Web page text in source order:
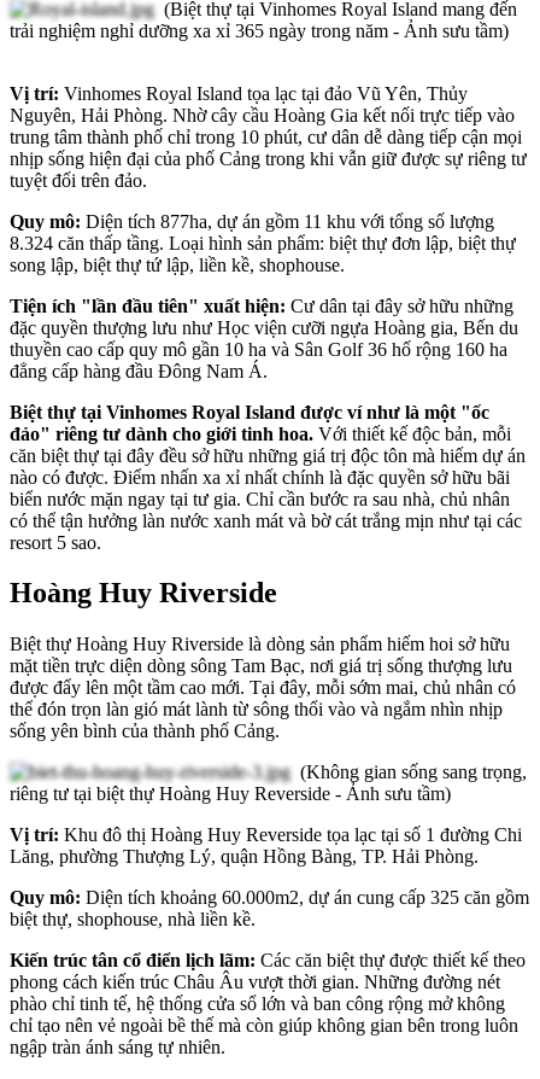
(Biệt thự tại Vinhomes Royal Island mang đến
trải nghiệm nghỉ dưỡng xa xỉ 365 ngày trong năm - Ảnh sưu tầm)
Vị trí: Vinhomes Royal Island tọa lạc tại đảo Vũ Yên, Thủy
Nguyên, Hải Phòng. Nhờ cây cầu Hoàng Gia kết nối trực tiếp vào
trung tâm thành phố chỉ trong 10 phút, cư dân dễ dàng tiếp cận mọi
nhịp sống hiện đại của phố Cảng trong khi vẫn giữ được sự riêng tư
tuyệt đối trên đảo.
Quy mô: Diện tích 877ha, dự án gồm 11 khu với tổng số lượng
8.324 căn thấp tầng. Loại hình sản phẩm: biệt thự đơn lập, biệt thự
song lập, biệt thự tứ lập, liền kề, shophouse.
Tiện ích "lần đầu tiên" xuất hiện: Cư dân tại đây sở hữu những
đặc quyền thượng lưu như Học viện cưỡi ngựa Hoàng gia, Bến du
thuyền cao cấp quy mô gần 10 ha và Sân Golf 36 hố rộng 160 ha
đẳng cấp hàng đầu Đông Nam Á.
Biệt thự tại Vinhomes Royal Island được ví như là một "ốc
đảo" riêng tư dành cho giới tinh hoa. Với thiết kế độc bản, mỗi
căn biệt thự tại đây đều sở hữu những giá trị độc tôn mà hiếm dự án
nào có được. Điểm nhấn xa xỉ nhất chính là đặc quyền sở hữu bãi
biển nước mặn ngay tại tư gia. Chỉ cần bước ra sau nhà, chủ nhân
có thể tận hưởng làn nước xanh mát và bờ cát trắng mịn như tại các
resort 5 sao.
Hoàng Huy Riverside
Biệt thự Hoàng Huy Riverside là dòng sản phẩm hiếm hoi sở hữu
mặt tiền trực diện dòng sông Tam Bạc, nơi giá trị sống thượng lưu
được đẩy lên một tầm cao mới. Tại đây, mỗi sớm mai, chủ nhân có
thể đón trọn làn gió mát lành từ sông thổi vào và ngắm nhìn nhịp
sống yên bình của thành phố Cảng.
(Không gian sống sang trọng,
riêng tư tại biệt thự Hoàng Huy Reverside - Ảnh sưu tầm)
Vị trí: Khu đô thị Hoàng Huy Reverside tọa lạc tại số 1 đường Chi
Lăng, phường Thượng Lý, quận Hồng Bàng, TP. Hải Phòng.
Quy mô: Diện tích khoảng 60.000m2, dự án cung cấp 325 căn gồm
biệt thự, shophouse, nhà liền kề.
Kiến trúc tân cổ điển lịch lãm: Các căn biệt thự được thiết kế theo
phong cách kiến trúc Châu Âu vượt thời gian. Những đường nét
phào chỉ tinh tế, hệ thống cửa sổ lớn và ban công rộng mở không
chỉ tạo nên vẻ ngoài bề thế mà còn giúp không gian bên trong luôn
ngập tràn ánh sáng tự nhiên.